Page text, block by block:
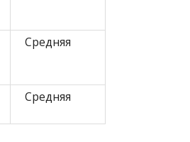
Средняя
Средняя